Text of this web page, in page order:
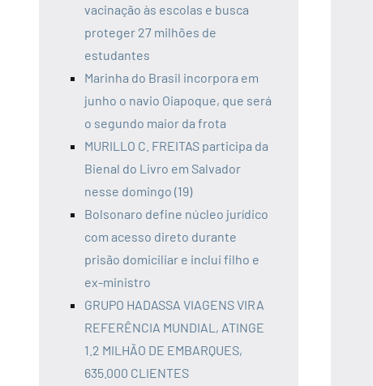
vacinação às escolas e busca
proteger 27 milhões de
estudantes
Marinha do Brasil incorpora em
junho o navio Oiapoque, que será
o segundo maior da frota
MURILLO C. FREITAS participa da
Bienal do Livro em Salvador
nesse domingo (19)
Bolsonaro define núcleo jurídico
com acesso direto durante
prisão domiciliar e inclui filho e
ex-ministro
GRUPO HADASSA VIAGENS VIRA
REFERÊNCIA MUNDIAL, ATINGE
1.2 MILHÃO DE EMBARQUES,
635.000 CLIENTES